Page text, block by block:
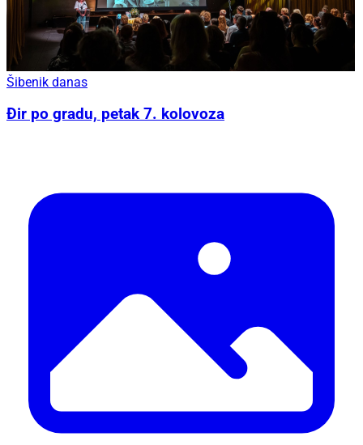
Šibenik danas
Đir po gradu, petak 7. kolovoza